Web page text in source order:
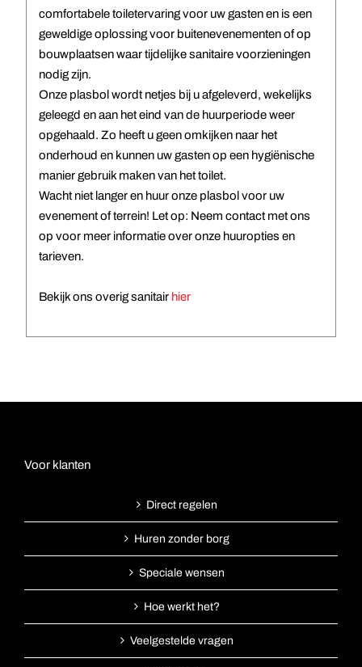
comfortabele toiletervaring voor uw gasten en is een
geweldige oplossing voor buitenevenementen of op
bouwplaatsen waar tijdelijke sanitaire voorzieningen
nodig zijn.
Onze plasbol wordt netjes bij u afgeleverd, wekelijks
geleegd en aan het eind van de huurperiode weer
opgehaald. Zo heeft u geen omkijken naar het
onderhoud en kunnen uw gasten op een hygiënische
manier gebruik maken van het toilet.
Wacht niet langer en huur onze plasbol voor uw
evenement of terrein! Let op: Neem contact met ons
op voor meer informatie over onze huuropties en
tarieven.
Bekijk ons overig sanitair hier
Voor klanten
Direct regelen
Huren zonder borg
Speciale wensen
Hoe werkt het?
Veelgestelde vragen